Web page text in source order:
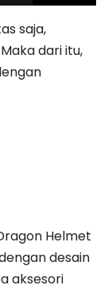
saja,
dari itu,
Helmet
desain
aksesori